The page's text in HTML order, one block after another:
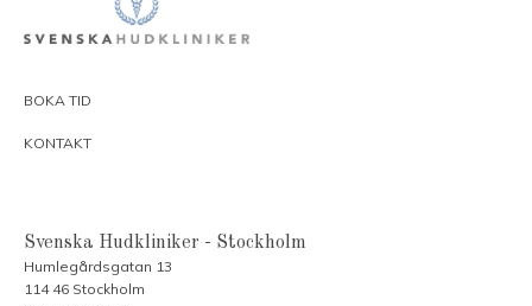
BOKA TID
KONTAKT
Svenska Hudkliniker - Stockholm
Humlegårdsgatan 13
114 46 Stockholm